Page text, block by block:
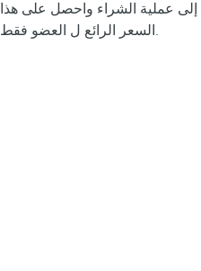
عملية الشراء واحصل على هذا
السعر الرائع ل العضو فقط.